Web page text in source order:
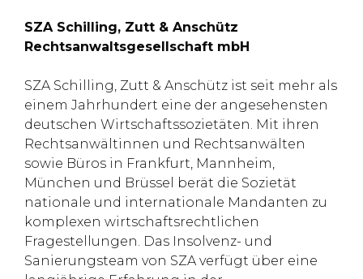
SZA Schilling, Zutt & Anschütz
Rechtsanwaltsgesellschaft mbH
SZA Schilling, Zutt & Anschütz ist seit mehr als
einem Jahrhundert eine der angesehensten
deutschen Wirtschaftssozietäten. Mit ihren
Rechtsanwältinnen und Rechtsanwälten
sowie Büros in Frankfurt, Mannheim,
München und Brüssel berät die Sozietät
nationale und internationale Mandanten zu
komplexen wirtschaftsrechtlichen
Fragestellungen. Das Insolvenz- und
Sanierungsteam von SZA verfügt über eine